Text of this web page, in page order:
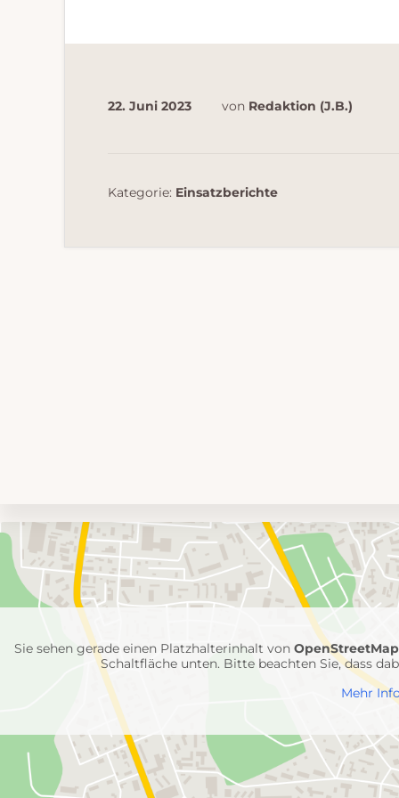
22. Juni 2023 von Redaktion (J.B.)
Kategorie: Einsatzberichte
Umgebungskarte
mit
Feuerwehr-
Einheiten
Sie sehen gerade einen Platzhalterinhalt vonOpenStreetMap
Schaltfläche unten. Bitte beachten Sie, dass
Mehr